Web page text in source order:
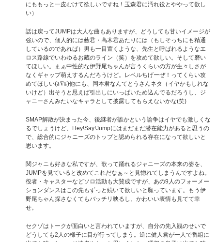
にももっと一皮むけて欲しいですね！玉森君に汚れ役とややって欲し
い）
話は戻ってJUMPは大人な曲もありますが、どうしても甘いイメージが
強いので、個人的には藪君・高木君あたりには（もしそっちにも精通
しているのであれば）男も一目置くような、先生と呼ばれるようなエ
ロス路線でいわゆるお蔵のライン（笑）を攻めて欲しい。そして磨い
てほしい。まぁ中性的な伊野尾ちゃんが言うくらいの方が生々しさが
なくギャップ萌えするんだろうけど。レベルちげーぜ！ってくらい攻
めてほしい(≧∇≦)他にも、岡本君なんてとうさんネタ（イヤかもしれな
いけど）出そうと思えば引出しにいっぱいため込んでるだろうし、ジ
ャニーさんみたいなキャラとして披露してもらえないかな(笑)
SMAP解散が決まった今、後継者が誰かという論争はイヤでも激しくな
るでしょうけど、Hey!Say!Jumpにはまだまだ潜在能力があると思うの
で、総合的にジャニーズのトップと認められる存在になって欲しいと
思います。
関ジャニも好きな私ですが、歌って踊れるジャニーズの本来の姿を、
JUMPを見ていると改めてこれだなぁ～と見惚れてしまうんですよね。
役者・キャスターなどソロ活動も大賛成ですが、あの9人のフォーメー
ションダンスはこの先もずっと続いて欲しいと願っています。もう伊
野尾ちゃん探さなくてもバッチリ映るし、かわいい表情も見てて幸
せ。
セクゾはトークが面白いと言われていますが、自分の先入観のせいで
どうしても2人の様子に目が行ってしまう。逆に健人君が一人で番組に